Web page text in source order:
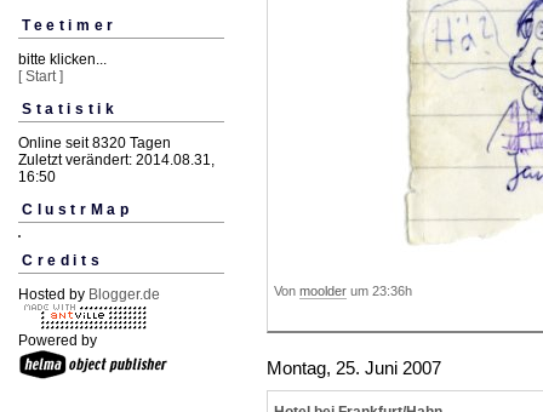
Teetimer
bitte klicken...
[ Start ]
Statistik
Online seit 8320 Tagen
Zuletzt verändert: 2014.08.31,
16:50
ClustrMap
Credits
Hosted by Blogger.de
Powered by
Von moolder um 23:36h
Montag, 25. Juni 2007